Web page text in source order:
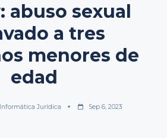
abuso sexual
a tres
menores de
edad
Jurídica Sep 6, 2023